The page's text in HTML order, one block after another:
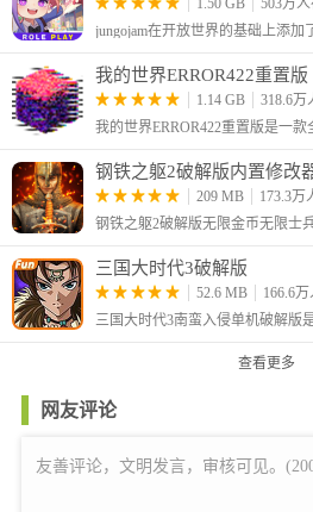
1.50 GB
503万
我的世界ERROR422重置版
1.14 GB
318.6万
钢铁之躯2破解版内置修改
209 MB
173.3万
三国大时代3破解版
52.6 MB
166.6
查看更多
网友评论